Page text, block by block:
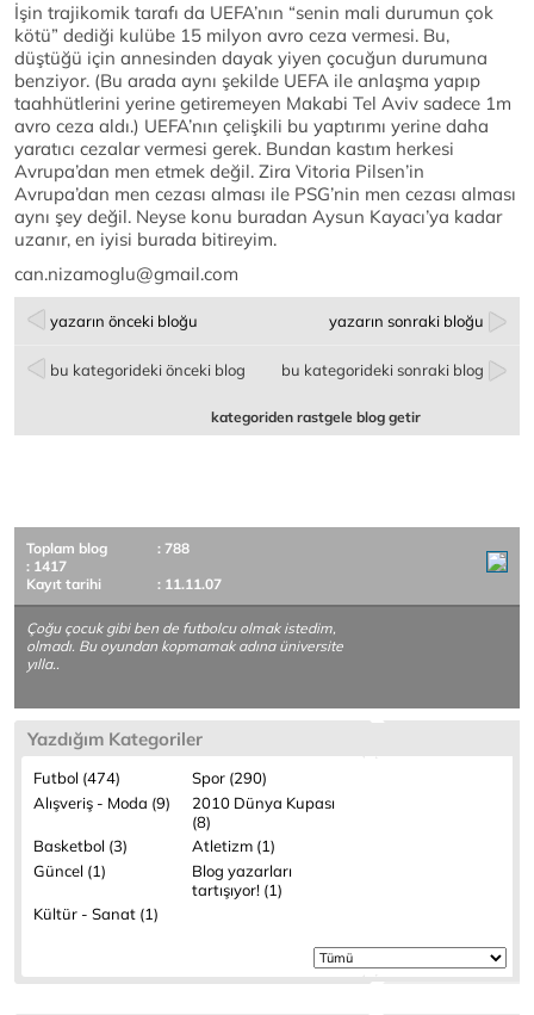
İşin trajikomik tarafı da UEFA’nın “senin mali durumun çok
kötü” dediği kulübe 15 milyon avro ceza vermesi. Bu,
düştüğü için annesinden dayak yiyen çocuğun durumuna
benziyor. (Bu arada aynı şekilde UEFA ile anlaşma yapıp
taahhütlerini yerine getiremeyen Makabi Tel Aviv sadece 1m
avro ceza aldı.) UEFA’nın çelişkili bu yaptırımı yerine daha
yaratıcı cezalar vermesi gerek. Bundan kastım herkesi
Avrupa’dan men etmek değil. Zira Vitoria Pilsen’in
Avrupa’dan men cezası alması ile PSG’nin men cezası alması
aynı şey değil. Neyse konu buradan Aysun Kayacı’ya kadar
uzanır, en iyisi burada bitireyim.
can.nizamoglu@gmail.com
yazarın önceki bloğu yazarın sonraki bloğu
bu kategorideki önceki blog bu kategorideki sonraki blog
kategoriden rastgele blog getir
Toplam blog
: 788
: 1417
Kayıt tarihi
: 11.11.07
Çoğu çocuk gibi ben de futbolcu olmak istedim,
olmadı. Bu oyundan kopmamak adına üniversite
yılla..
Yazdığım Kategoriler
Futbol (474)
Spor (290)
Alışveriş - Moda (9)
2010 Dünya Kupası
(8)
Basketbol (3)
Atletizm (1)
Güncel (1)
Blog yazarları
tartışıyor! (1)
Kültür - Sanat (1)